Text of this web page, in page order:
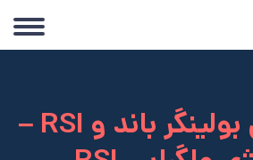
📊استراتژی بولینگر باند و RSI –